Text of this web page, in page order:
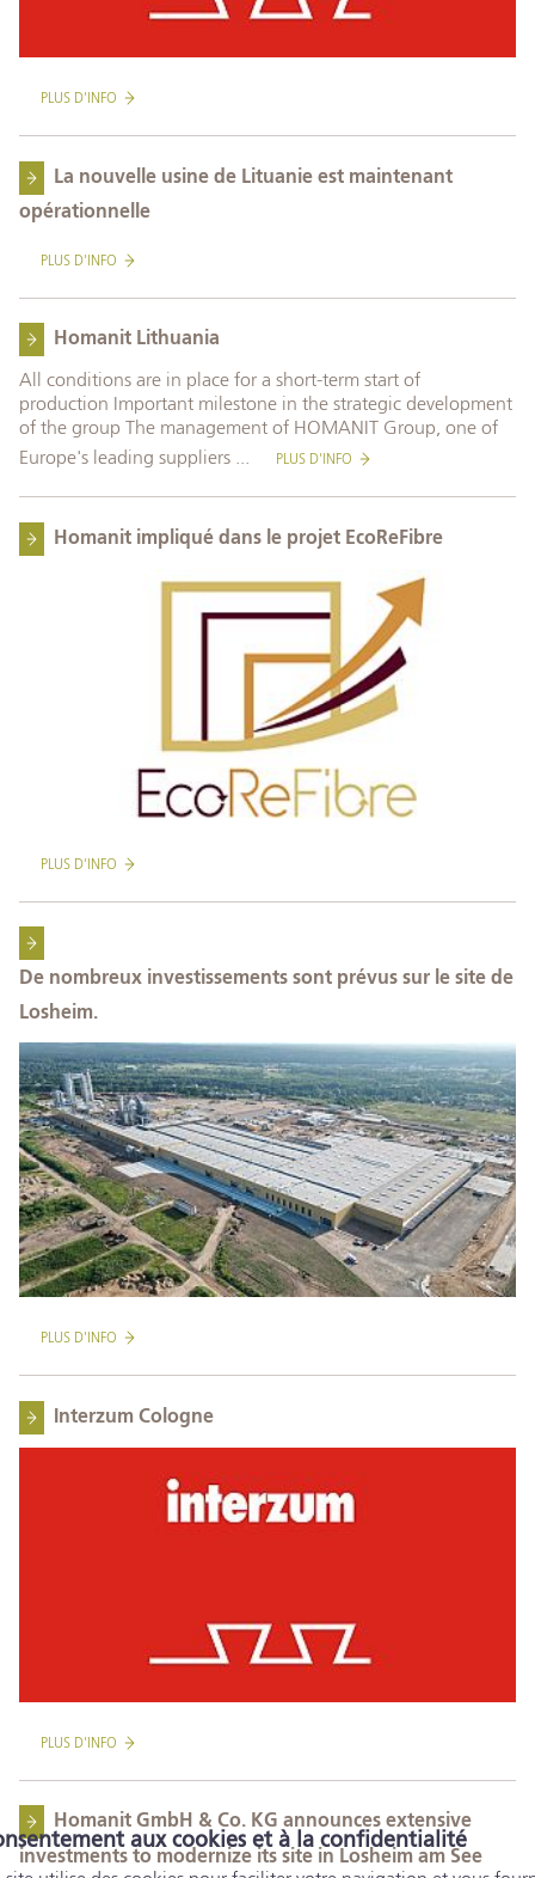
aux cookies et à la confidentialité
PLUS D'INFO
La nouvelle usine de Lituanie est maintenant
opérationnelle
PLUS D'INFO
Homanit Lithuania
All conditions are in place for a short-term start of
production Important milestone in the strategic development
of the group The management of HOMANIT Group, one of
Europe's leading suppliers ...
PLUS D'INFO
Homanit impliqué dans le projet EcoReFibre
PLUS D'INFO
De nombreux investissements sont prévus sur le site de
Losheim.
PLUS D'INFO
Interzum Cologne
PLUS D'INFO
Homanit GmbH & Co. KG announces extensive
investments to modernize its site in Losheim am See